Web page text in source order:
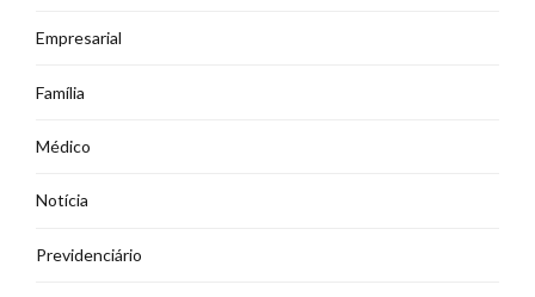
Empresarial
Família
Médico
Notícia
Previdenciário